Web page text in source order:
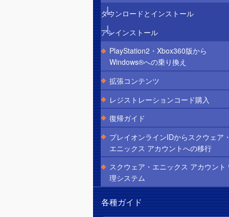
ダウンロードとインストール
アンインストール
PlayStation2・Xbox360版から
Windows®への乗り換え
拡張コンテンツ
レジストレーションコード購入
復帰ガイド
プレイオンラインIDからスクウェア
エニックス アカウントへの移行
スクウェア・エニックス アカウント
理システム
各種ガイド